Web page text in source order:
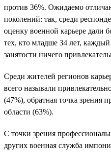
против 36%. Ожидаемо
поколений: так, среди
оценку военной карьере дали
тех, кто младше 34 лет,
занятости ничего
Среди жителей регионов
всего называли
(47%), обратная точка зрения
области (63%).
С точки зрения
других военная служба